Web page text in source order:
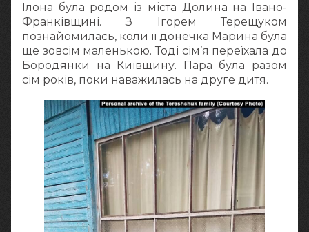
Ілона була родом із міста Долина на Івано-
Франківщині. З Ігорем Терещуком
познайомилась, коли її донечка Марина була
ще зовсім маленькою. Тоді сім’я переїхала до
Бородянки на Київщину. Пара була разом
сім років, поки наважилась на друге дитя.